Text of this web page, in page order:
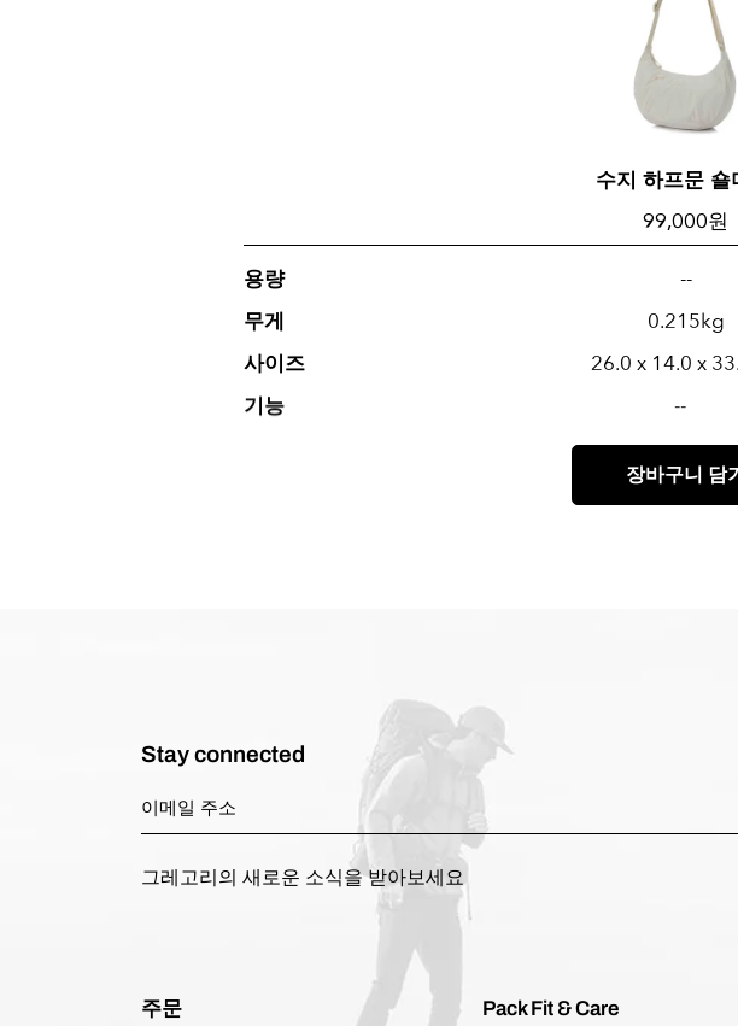
수지 하프문 숄
99,000 원
용량 --
무게 0.215kg
사이즈 26.0 x 14.0 x
기능 --
장바구니 담
Stay connected
그레고리의 새로운 소식을 받아보세요
주문 Pack Fit & Care